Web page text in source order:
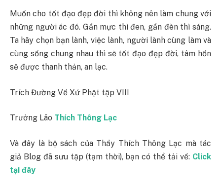
Muốn cho tốt đạo đẹp đời thì không nên làm chung với
những người ác đó. Gần mực thì đen, gần đèn thì sáng.
Ta hãy chọn bạn lành, việc lành, người lành cùng làm và
cùng sống chung nhau thì sẽ tốt đạo đẹp đời, tâm hồn
sẽ được thanh thản, an lạc.
Trích Đường Về Xứ Phật tập VIII
Trưởng Lão Thích Thông Lạc
Và đây là bộ sách của Thầy Thích Thông Lạc mà tác
giả Blog đã sưu tập (tạm thời), bạn có thể tải về: Click
tại đây